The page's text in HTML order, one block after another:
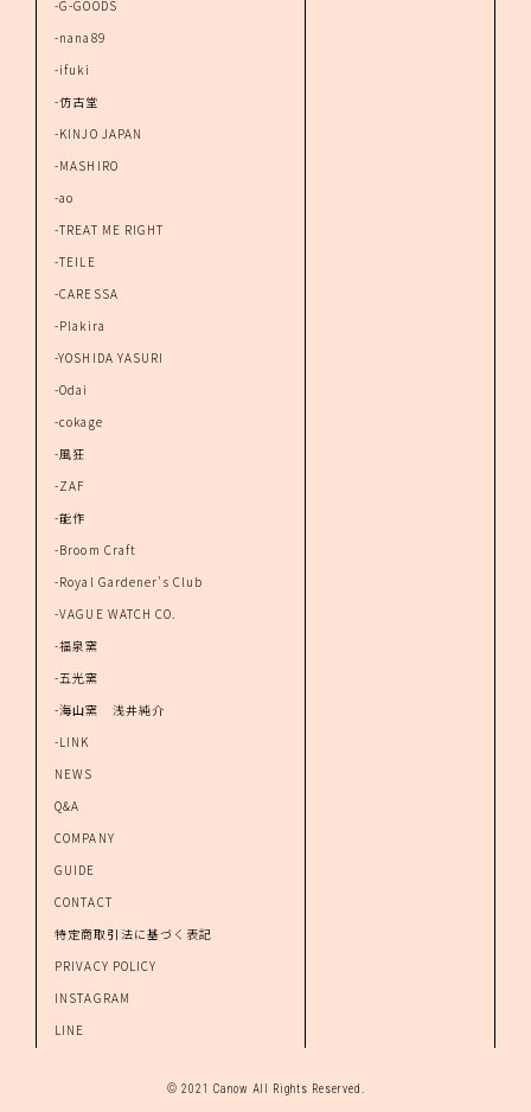
-G-GOODS
-nana89
-ifuki
-仿古堂
-KINJO JAPAN
-MASHIRO
-ao
-TREAT ME RIGHT
-TEILE
-CARESSA
-Plakira
-YOSHIDA YASURI
-Odai
-cokage
-風狂
-ZAF
-能作
-Broom Craft
-Royal Gardener's Club
-VAGUE WATCH CO.
-福泉窯
-五光窯
-海山窯 浅井純介
-LINK
NEWS
Q&A
COMPANY
GUIDE
CONTACT
特定商取引法に基づく表記
PRIVACY POLICY
INSTAGRAM
LINE
© 2021 Canow All Rights Reserved.